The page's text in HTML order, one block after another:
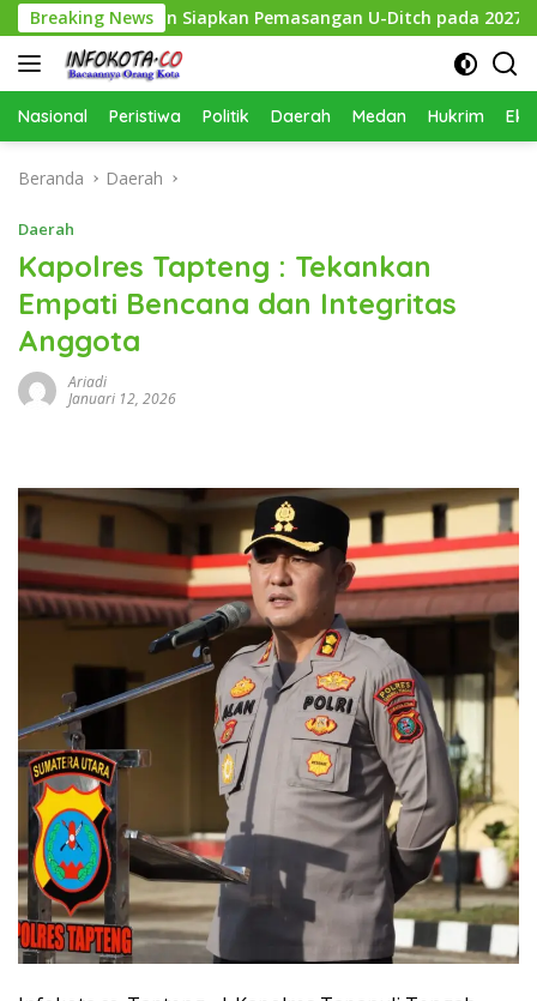
Langsung
ke
konten
Breaking News
Medan Siapkan Pemasangan U-Ditch pada 2027
Nasional Peristiwa Politik Daerah Medan Hukrim
Beranda Daerah
Daerah
Kapolres Tapteng : Tekankan
Empati Bencana dan Integritas
Anggota
Ariadi
Januari 12, 2026